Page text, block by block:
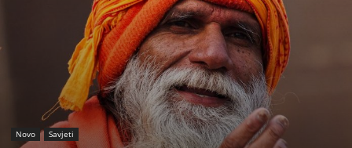
Novo Savjeti